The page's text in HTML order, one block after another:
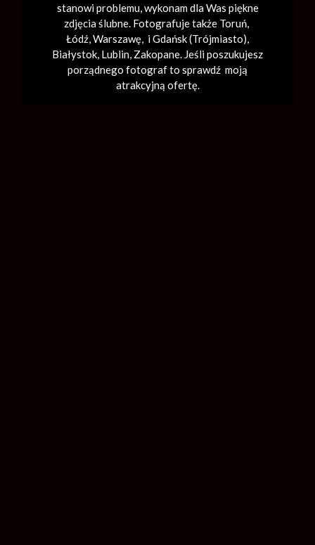
stanowi problemu, wykonam dla Was piękne
zdjęcia ślubne. Fotografuje także Toruń,
Łódź,Warszawę, i Gdańsk (Trójmiasto),
Białystok, Lublin, Zakopane. Jeśli poszukujesz
porządnego fotograf to sprawdź moją
atrakcyjną ofertę.